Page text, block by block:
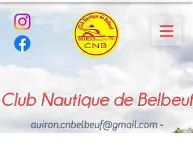
Club Nautique de Belbeuf
aviron.cnbelbeuf@gmail.com-